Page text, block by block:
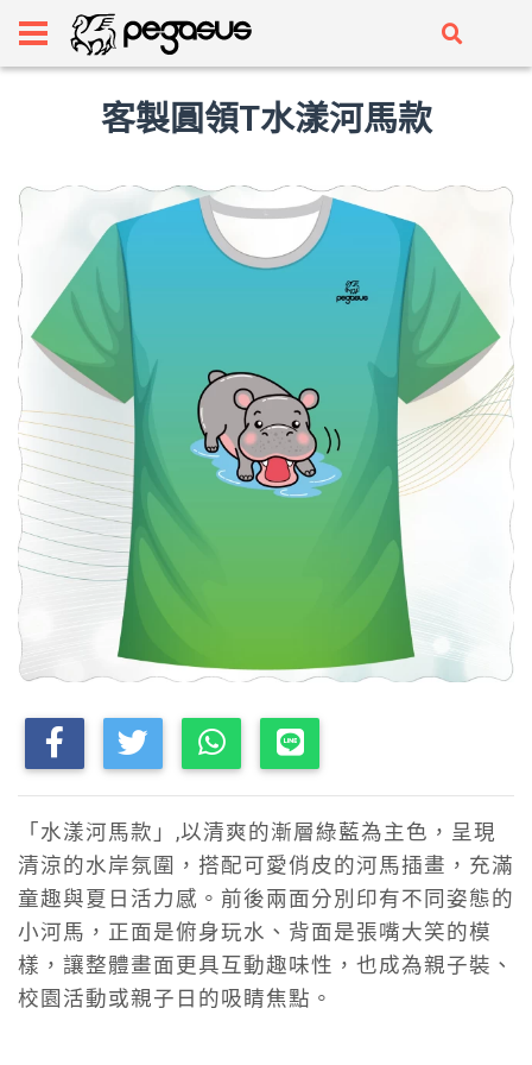
客製圓領T水漾河馬款
「水漾河馬款」,以清爽的漸層綠藍為主色，呈現
清涼的水岸氛圍，搭配可愛俏皮的河馬插畫，充滿
童趣與夏日活力感。前後兩面分別印有不同姿態的
小河馬，正面是俯身玩水、背面是張嘴大笑的模
樣，讓整體畫面更具互動趣味性，也成為親子裝、
校園活動或親子日的吸睛焦點。